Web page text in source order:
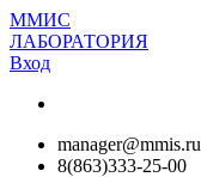
ММИС
ЛАБОРАТОРИЯ
Вход
manager@mmis.ru
8(863)333-25-00